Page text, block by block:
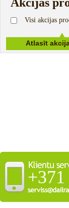
Visi akcijas